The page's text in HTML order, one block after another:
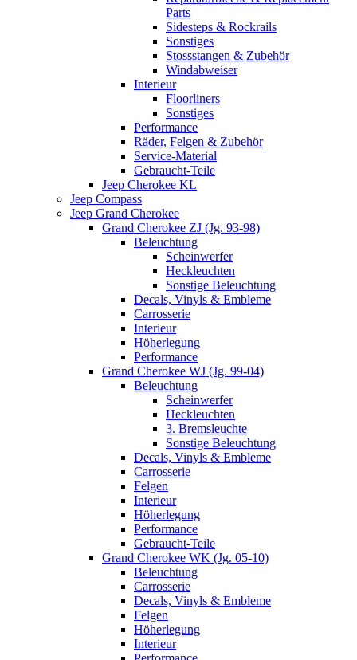
Parts
Sidesteps & Rockrails
Sonstiges
Stossstangen & Zubehör
Windabweiser
Interieur
Floorliners
Sonstiges
Performance
Räder, Felgen & Zubehör
Service-Material
Gebraucht-Teile
Jeep Cherokee KL
Jeep Compass
Jeep Grand Cherokee
Grand Cherokee ZJ (Jg. 93-98)
Beleuchtung
Scheinwerfer
Heckleuchten
Sonstige Beleuchtung
Decals, Vinyls & Embleme
Carrosserie
Interieur
Höherlegung
Performance
Grand Cherokee WJ (Jg. 99-04)
Beleuchtung
Scheinwerfer
Heckleuchten
3. Bremsleuchte
Sonstige Beleuchtung
Decals, Vinyls & Embleme
Carrosserie
Felgen
Interieur
Höherlegung
Performance
Gebraucht-Teile
Grand Cherokee WK (Jg. 05-10)
Beleuchtung
Carrosserie
Decals, Vinyls & Embleme
Felgen
Höherlegung
Interieur